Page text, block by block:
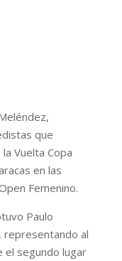
que
Vuelta Copa
en las
Femenino.
Paulo
representando al
el segundo lugar